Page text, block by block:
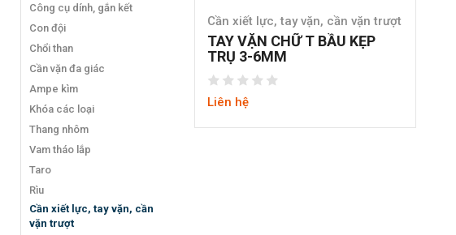
Công cụ dính, gắn kết
Con đội
Chổi than
Cần vặn đa giác
Ampe kìm
Khóa các loại
Thang nhôm
Vam tháo lắp
Taro
Rìu
Cần xiết lực, tay vặn, cần
vặn trượt
Cần xiết lực, tay vặn, cần vặn trượt
TAY VẶN CHỮ T BẦU KẸP
TRỤ 3-6MM
Liên hệ